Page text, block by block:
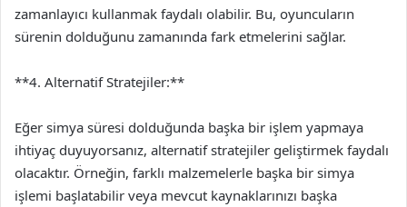
zamanlayıcı kullanmak faydalı olabilir. Bu, oyuncuların
sürenin dolduğunu zamanında fark etmelerini sağlar.
**4. Alternatif Stratejiler:**
Eğer simya süresi dolduğunda başka bir işlem yapmaya
ihtiyaç duyuyorsanız, alternatif stratejiler geliştirmek faydalı
olacaktır. Örneğin, farklı malzemelerle başka bir simya
işlemi başlatabilir veya mevcut kaynaklarınızı başka